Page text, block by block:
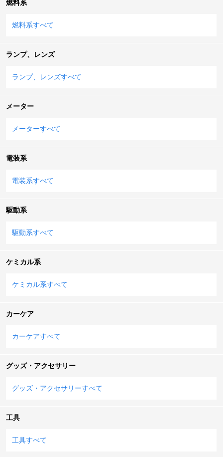
燃料系
燃料系すべて
ランプ、レンズ
ランプ、レンズすべて
メーター
メーターすべて
電装系
電装系すべて
駆動系
駆動系すべて
ケミカル系
ケミカル系すべて
カーケア
カーケアすべて
グッズ・アクセサリー
グッズ・アクセサリーすべて
工具
工具すべて